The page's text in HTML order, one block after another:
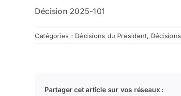
Décision 2025-101
Catégories : Décisions du Président,
Partager cet article sur vos réseaux :